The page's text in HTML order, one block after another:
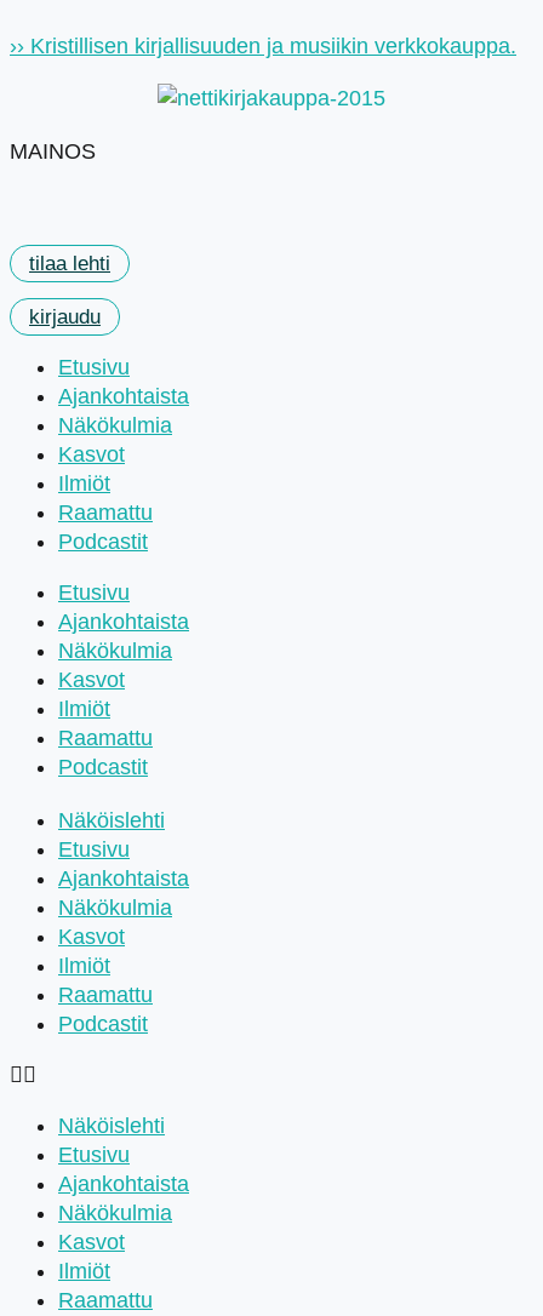
sisältöön
›› Kristillisen kirjallisuuden ja musiikin verkkokauppa.
MAINOS
tilaa lehti
kirjaudu
Etusivu
Ajankohtaista
Näkökulmia
Kasvot
Ilmiöt
Raamattu
Podcastit
Etusivu
Ajankohtaista
Näkökulmia
Kasvot
Ilmiöt
Raamattu
Podcastit
Näköislehti
Etusivu
Ajankohtaista
Näkökulmia
Kasvot
Ilmiöt
Raamattu
Podcastit
Näköislehti
Etusivu
Ajankohtaista
Näkökulmia
Kasvot
Ilmiöt
Raamattu